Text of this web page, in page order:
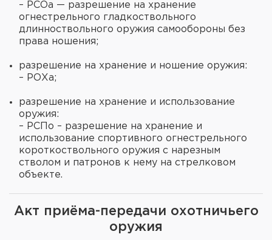
– РСОа — разрешение на хранение
огнестрельного гладкоствольного
длинноствольного оружия самообороны без
права ношения;
разрешение на хранение и ношение оружия:
– РОХа;
разрешение на хранение и использование
оружия:
– РСПо – разрешение на хранение и
использование спортивного огнестрельного
короткоствольного оружия с нарезным
стволом и патронов к нему на стрелковом
объекте.
Акт приёма-передачи охотничьего
оружия